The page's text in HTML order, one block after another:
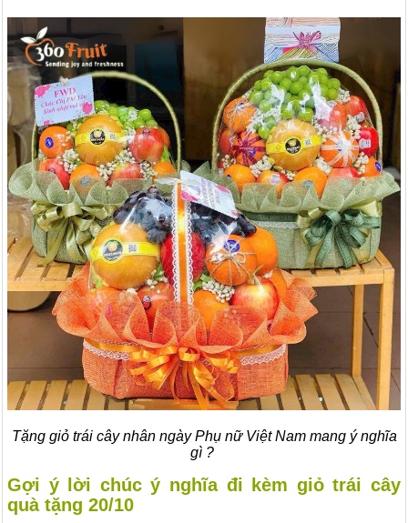
Tặng giỏ trái cây nhân ngày Phụ nữ Việt Nam mang ý nghĩa
gì ?
Gợi ý lời chúc ý nghĩa đi kèm giỏ trái cây
quà tặng 20/10